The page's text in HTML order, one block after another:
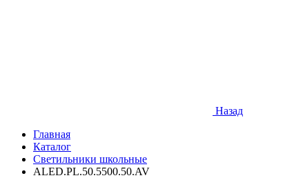
Назад
Главная
Каталог
Светильники школьные
ALED.PL.50.5500.50.AV